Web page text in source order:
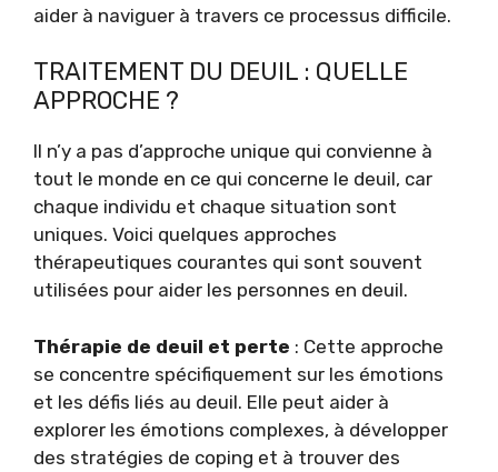
aider à naviguer à travers ce processus difficile.
TRAITEMENT DU DEUIL : QUELLE
APPROCHE ?
Il n’y a pas d’approche unique qui convienne à
tout le monde en ce qui concerne le deuil, car
chaque individu et chaque situation sont
uniques. Voici quelques approches
thérapeutiques courantes qui sont souvent
utilisées pour aider les personnes en deuil.
Thérapie de deuil et perte : Cette approche
se concentre spécifiquement sur les émotions
et les défis liés au deuil. Elle peut aider à
explorer les émotions complexes, à développer
des stratégies de coping et à trouver des